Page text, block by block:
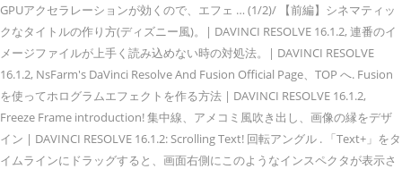
GPUアクセラレーションが効くので、エフェ … (1/2)/ 【前編】シネマティッ
クなタイトルの作り方(ディズニー風)。| DAVINCI RESOLVE 16.1.2, 連番のイ
メージファイルが上手く読み込めない時の対処法。| DAVINCI RESOLVE
16.1.2, NsFarm's DaVinci Resolve And Fusion Official Page、TOP へ. Fusion
を使ってホログラムエフェクトを作る方法 | DAVINCI RESOLVE 16.1.2,
Freeze Frame introduction! 集中線、アメコミ風吹き出し、画像の縁をデザ
イン | DAVINCI RESOLVE 16.1.2: Scrolling Text! 回転アングル . 「Text+」をタ
イムラインにドラッグすると、画面右側にこのようなインスペクタが表示さ